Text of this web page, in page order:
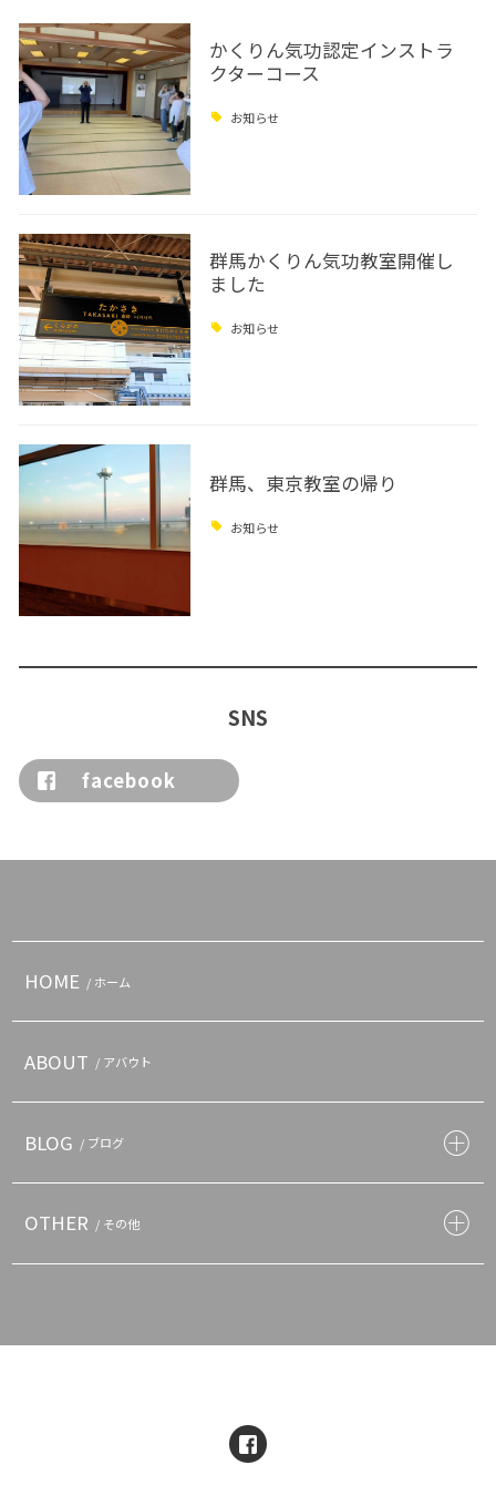
かくりん気功認定インストラ
クターコース
お知らせ
群馬かくりん気功教室開催し
ました
お知らせ
群馬、東京教室の帰り
お知らせ
SNS
facebook
HOME / ホーム
ABOUT / アバウト
BLOG / ブログ
OTHER / その他